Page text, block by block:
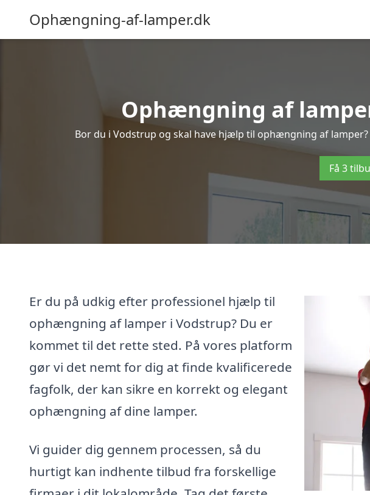
Ophængning-af-lamper.dk
Ophængning af
Bor du i Vodstrup og skal have hjælp til ophængning af
Få 3
Er du på udkig efter professionel hjælp til
ophængning af lamper i Vodstrup? Du er
kommet til det rette sted. På vores platform
gør vi det nemt for dig at finde kvalificerede
fagfolk, der kan sikre en korrekt og elegant
ophængning af dine lamper.
Vi guider dig gennem processen, så du
hurtigt kan indhente tilbud fra forskellige